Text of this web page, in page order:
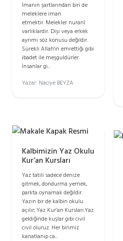
İmanın şartlarından biri de
meleklere iman
etmektir. Melekler nuranî
varlıklardır. Dişi veya erkek
ayrımı söz konusu değildir.
Sürekli Allah'ın emrettiği gibi
ibadet ile meşguldürler.
İnsanlar gi...
Yazar: Naciye BEYZA
Kalbimizin Yaz Okulu
Kur’an Kursları
Yaz tatili sadece denize
gitmek, dondurma yemek,
parkta oynamak değildir.
Yazın bir de kalbin okulu
açılır; Yaz Kur’an Kursları.Yaz
geldiğinde kuşlar gibi cıvıl
cıvıl oluruz. Her birimiz
kanatlanıp ca...